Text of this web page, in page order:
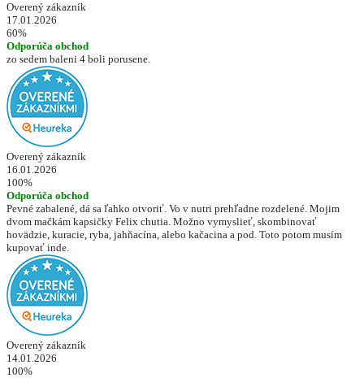
Overený zákazník
17.01.2026
60%
Odporúča obchod
zo sedem baleni 4 boli porusene.
Overený zákazník
16.01.2026
100%
Odporúča obchod
Pevné zabalené, dá sa ľahko otvoriť. Vo v nutri prehľadne rozdelené. Mojim
dvom mačkám kapsičky Felix chutia. Možno vymyslieť, skombinovať
hovädzie, kuracie, ryba, jahňacína, alebo kačacina a pod. Toto potom musím
kupovať inde.
Overený zákazník
14.01.2026
100%